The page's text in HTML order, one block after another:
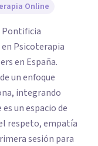
Online
Pontificia
Psicoterapia
en España.
un enfoque
integrando
un espacio de
respeto, empatía
sesión para